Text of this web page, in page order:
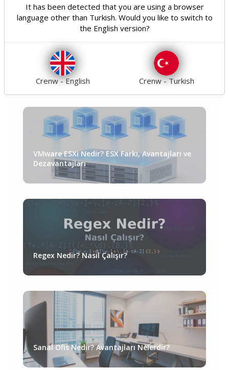
Güvenlik 18 Genel 21
Teknoloji 31
VMware ESXi Nedir? ESX Farkı, Avantajları ve
Dezavantajları
Regex Nedir? Nasıl Çalışır?
Sanal Ofis Nedir? Avantajları Nelerdir?
It has been detected that you are using a browser
language other than Turkish. Would you like to switch to
the English version?
Crenw - English Crenw - Turkish